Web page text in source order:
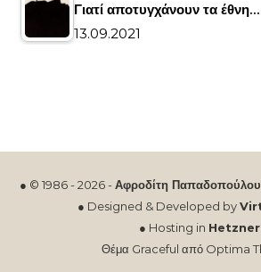
Γιατί αποτυγχάνουν τα έθνη…
13.09.2021
● © 1986 - 2026 -Αφροδίτη Παπαδοπούλου
● Designed & Developed by
● Hosting in Hetzner
Θέμα Graceful από Optima